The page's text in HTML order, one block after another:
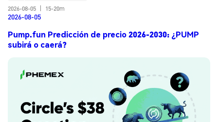
2026-08-05
15-20m
2026-08-05
Pump.fun Predicción de precio 2026-2030: ¿PUMP
subirá o caerá?